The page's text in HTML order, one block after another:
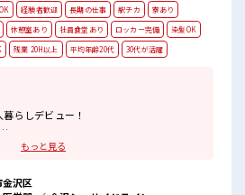
経験者歓迎 長期の仕事 駅チカ
寮あり
休憩室あり 社員食堂あり ロッカー完備
染髪OK
残業 20H以上 平均年齢20代 30代が活躍
らしデビュー！
定支給します。
手メーカー。
ため様々なキカイがあります。
もっと見る
沢区